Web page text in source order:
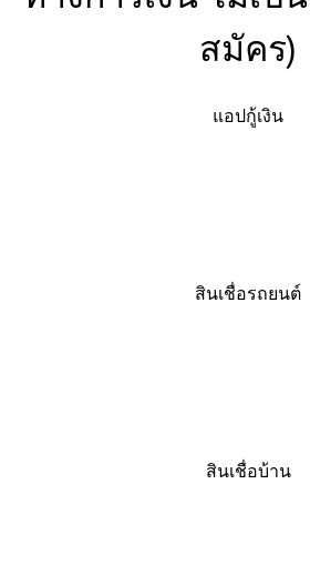
สมัคร)
แอปกู้เงิน
สินเชื่อรถยนต์
สินเชื่อบ้าน